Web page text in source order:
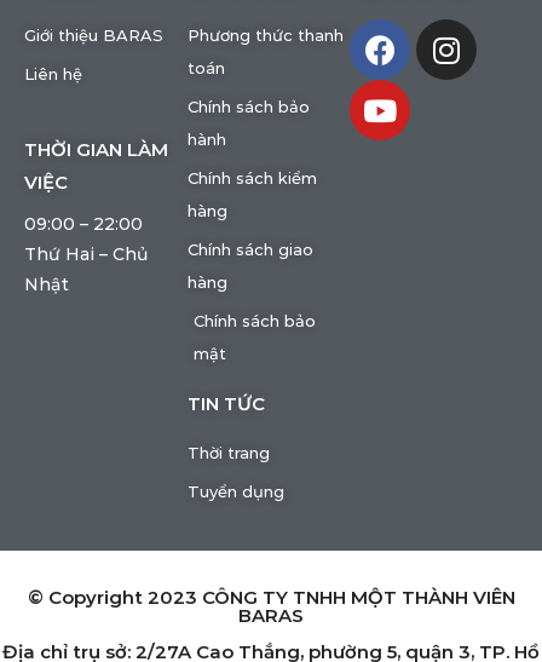
Giới thiệu BARAS
Liên hệ
THỜI GIAN LÀM
VIỆC
09:00 – 22:00
Thứ Hai – Chủ
Nhật
Phương thức thanh
toán
Chính sách bảo
hành
Chính sách kiểm
hàng
Chính sách giao
hàng
Chính sách bảo
mật
TIN TỨC
Thời trang
Tuyển dụng
© Copyright 2023 CÔNG TY TNHH MỘT THÀNH VIÊN
BARAS
Địa chỉ trụ sở: 2/27A Cao Thắng, phường 5, quận 3, TP. Hồ